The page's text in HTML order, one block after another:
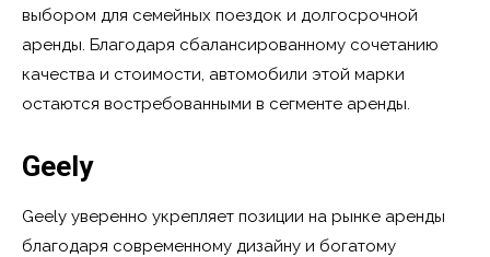
выбором для семейных поездок и долгосрочной
аренды. Благодаря сбалансированному сочетанию
качества и стоимости, автомобили этой марки
остаются востребованными в сегменте аренды.
Geely
Geely уверенно укрепляет позиции на рынке аренды
благодаря современному дизайну и богатому